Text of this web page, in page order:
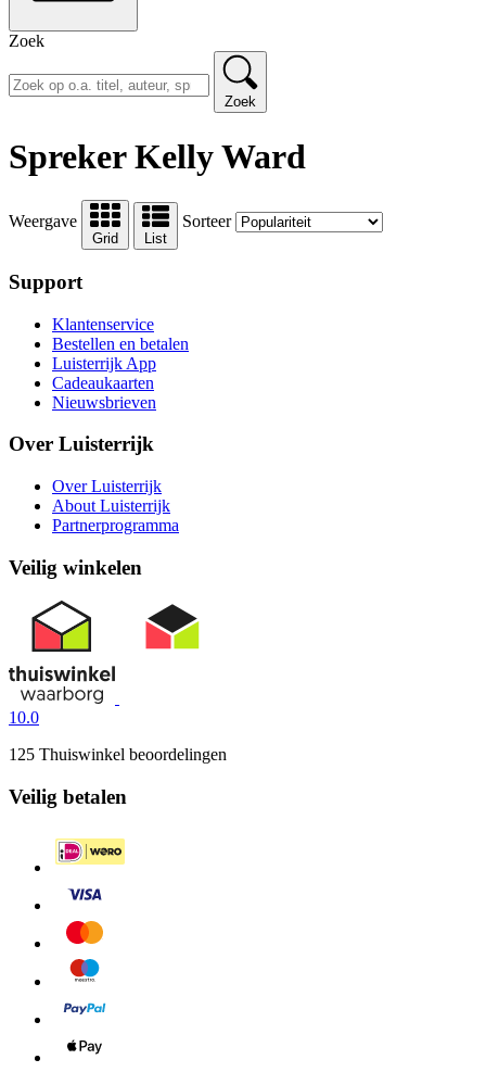
Zoek
Zoek
Spreker Kelly Ward
Weergave
Grid List
Sorteer
Support
Klantenservice
Bestellen en betalen
Luisterrijk App
Cadeaukaarten
Nieuwsbrieven
Over Luisterrijk
Over Luisterrijk
About Luisterrijk
Partnerprogramma
Veilig winkelen
10.0
125 Thuiswinkel beoordelingen
Veilig betalen